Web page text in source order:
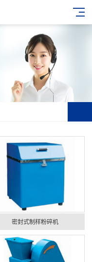
密封式制样粉碎机